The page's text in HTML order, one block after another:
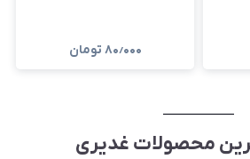
۸۰٫۰۰۰ تومان
محصولات غدیری